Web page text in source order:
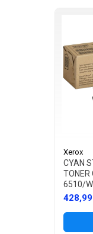
Xerox
CYAN
TONER
6510/